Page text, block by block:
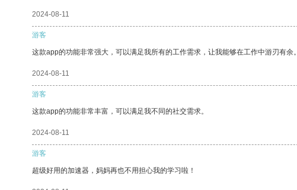
2024-08-11
游客
这款app的功能非常强大，可以满足我所有的工作需求，让我能够在工作中游刃有余。
2024-08-11
游客
这款app的功能非常丰富，可以满足我不同的社交需求。
2024-08-11
游客
超级好用的加速器，妈妈再也不用担心我的学习啦！